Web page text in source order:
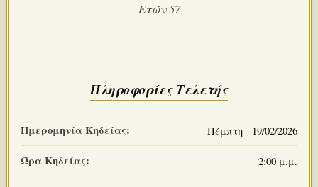
Ετών 57
Πληροφορίες Τελετής
Ημερομηνία Κηδείας: Πέμπτη - 19/02/2026
Ώρα Κηδείας: 2:00 μ.μ.